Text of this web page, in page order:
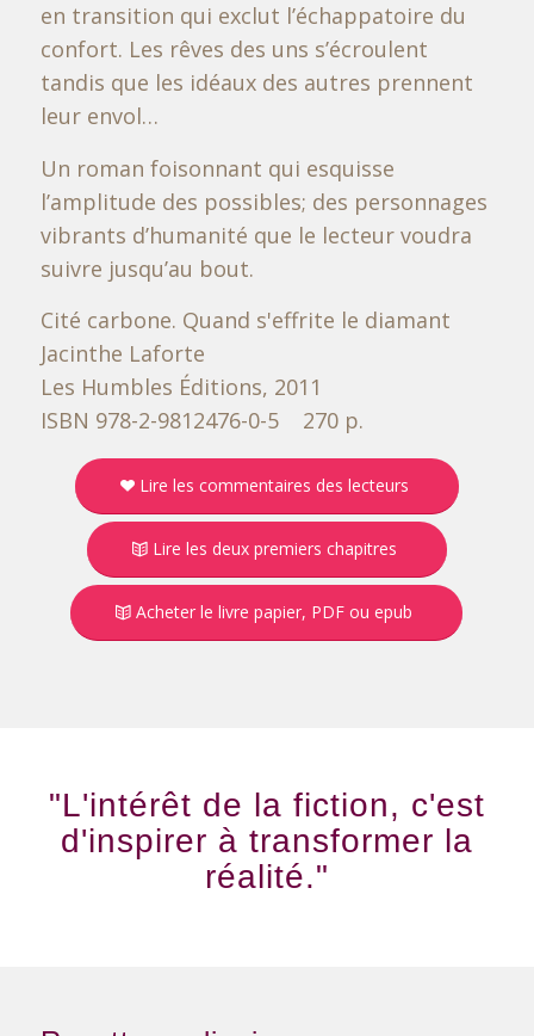
en transition qui exclut l’échappatoire du
confort. Les rêves des uns s’écroulent
tandis que les idéaux des autres prennent
leur envol…
Un roman foisonnant qui esquisse
l’amplitude des possibles; des personnages
vibrants d’humanité que le lecteur voudra
suivre jusqu’au bout.
Cité carbone. Quand s'effrite le diamant
Jacinthe Laforte
Les Humbles Éditions, 2011
ISBN 978-2-9812476-0-5 270 p.
Lire les commentaires des lecteurs
Lire les deux premiers chapitres
Acheter le livre papier, PDF ou epub
"L'intérêt de la fiction, c'est
d'inspirer à transformer la
réalité."